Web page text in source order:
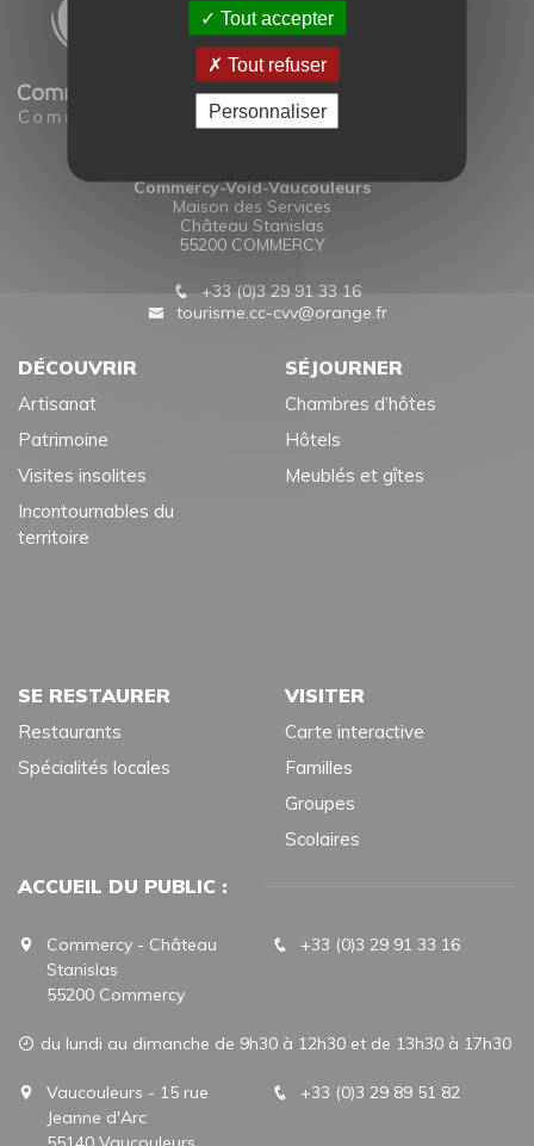
Commercy-Void-Vaucouleurs
Maison des Services
Château Stanislas
55200 COMMERCY
+33 (0)3 29 91 33 16
tourisme.cc-cvv@orange.fr
DÉCOUVRIR
Artisanat
Patrimoine
Visites insolites
Incontournables du
territoire
SÉJOURNER
Chambres d’hôtes
Hôtels
Meublés et gîtes
SE RESTAURER
Restaurants
Spécialités locales
VISITER
Carte interactive
Familles
Groupes
Scolaires
ACCUEIL DU PUBLIC :
Commercy - Château
Stanislas
55200 Commercy
+33 (0)3 29 91 33 16
du lundi au dimanche de 9h30 à 12h30 et de 13h30 à 17h30
Vaucouleurs - 15 rue
Jeanne d'Arc
+33 (0)3 29 89 51 82
Tout accepter
Tout refuser
Personnaliser